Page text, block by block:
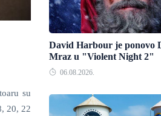
su
20, 22
David Harbour je ponovo
Mraz u "Violent Night 2"
06.08.2026.